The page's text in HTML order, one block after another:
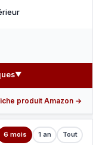
▼
produit Amazon →
6 mois 1 an Tout